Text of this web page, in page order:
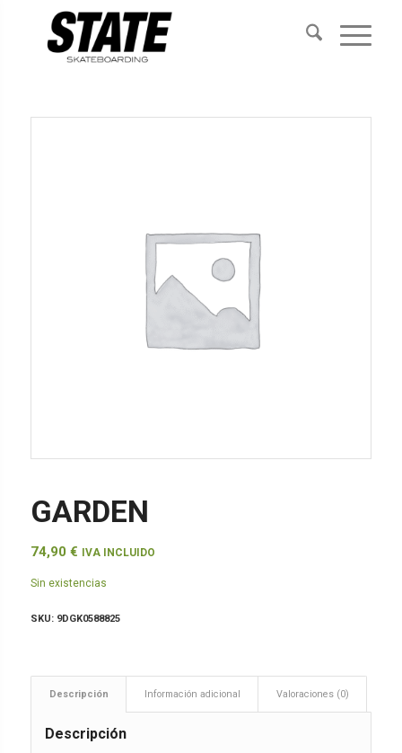
GARDEN
74,90 € IVA INCLUIDO
Sin existencias
SKU: 9DGK0588825
Descripción Información adicional Valoraciones (0)
Descripción